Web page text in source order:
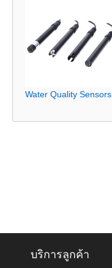
Water Quality Sensors
บริการลูกค้า